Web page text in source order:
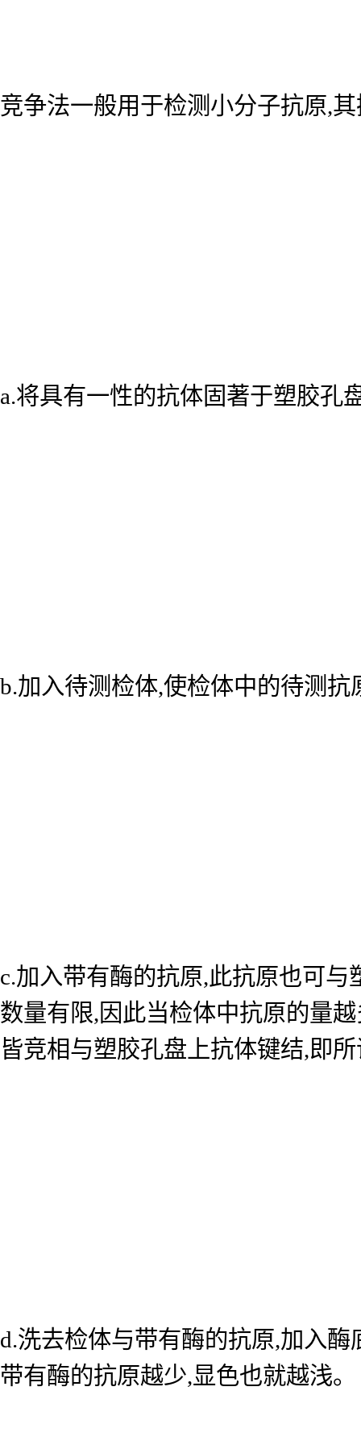
竞争法一般用于检测小分子抗原,
a.将具有一性的抗体固著于塑胶孔
b.加入待测检体,使检体中的待测
c.加入带有酶的抗原,此抗原也可
数量有限,因此当检体中抗原的量
皆竞相与塑胶孔盘上抗体键结,即
d.洗去检体与带有酶的抗原,加入
带有酶的抗原越少,显色也就越浅。